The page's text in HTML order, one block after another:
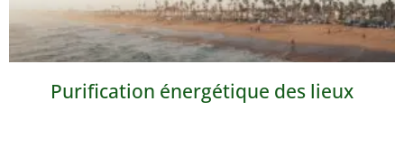
Purification énergétique des lieux